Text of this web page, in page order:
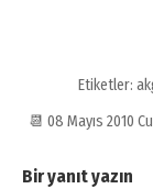
Etiketler:
📆 08 Mayıs 2010
Bir yanıt yazın